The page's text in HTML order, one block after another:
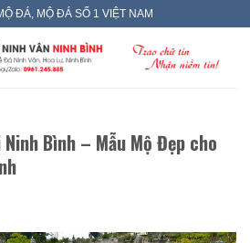
ĐÁ, MỘ ĐÁ SỐ 1 VIỆT NAM
Bình – Mẫu Mộ Đẹp cho